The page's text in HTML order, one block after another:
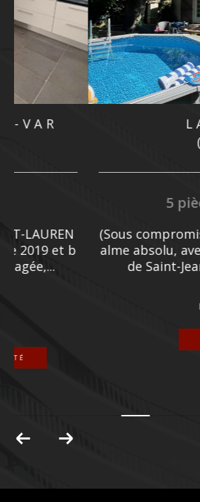
MOUGINS
5 pièces - 205
MOUGINS : Située dans un
tiel de MOUGINS, à
NNES et à proximité de